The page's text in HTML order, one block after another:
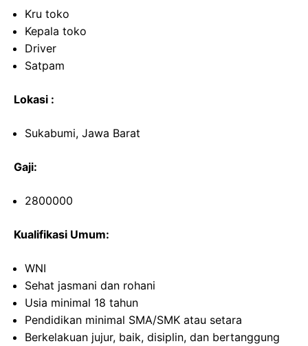
Kru toko
Kepala toko
Driver
Satpam
Lokasi :
Sukabumi, Jawa Barat
Gaji:
2800000
Kualifikasi Umum:
WNI
Sehat jasmani dan rohani
Usia minimal 18 tahun
Pendidikan minimal SMA/SMK atau setara
Berkelakuan jujur, baik, disiplin, dan bertanggung